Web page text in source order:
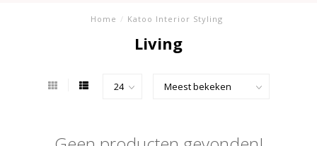
Home / Katoo Interior Styling
Living